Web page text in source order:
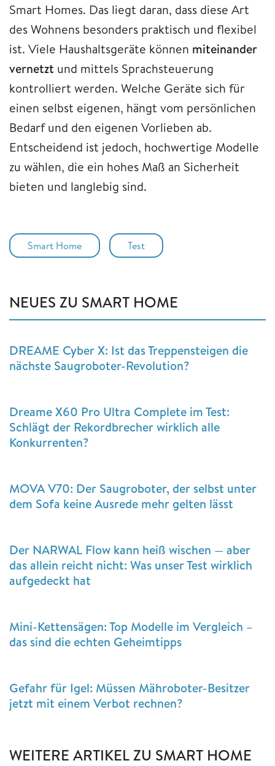
Smart Homes. Das liegt daran, dass diese Art
des Wohnens besonders praktisch und flexibel
ist. Viele Haushaltsgeräte können miteinander
vernetzt und mittels Sprachsteuerung
kontrolliert werden. Welche Geräte sich für
einen selbst eigenen, hängt vom persönlichen
Bedarf und den eigenen Vorlieben ab.
Entscheidend ist jedoch, hochwertige Modelle
zu wählen, die ein hohes Maß an Sicherheit
bieten und langlebig sind.
Smart Home Test
NEUES ZU SMART HOME
DREAME Cyber X: Ist das Treppensteigen die
nächste Saugroboter-Revolution?
Dreame X60 Pro Ultra Complete im Test:
Schlägt der Rekordbrecher wirklich alle
Konkurrenten?
MOVA V70: Der Saugroboter, der selbst unter
dem Sofa keine Ausrede mehr gelten lässt
Der NARWAL Flow kann heiß wischen — aber
das allein reicht nicht: Was unser Test wirklich
aufgedeckt hat
Mini-Kettensägen: Top Modelle im Vergleich –
das sind die echten Geheimtipps
Gefahr für Igel: Müssen Mähroboter-Besitzer
jetzt mit einem Verbot rechnen?
WEITERE ARTIKEL ZU SMART HOME